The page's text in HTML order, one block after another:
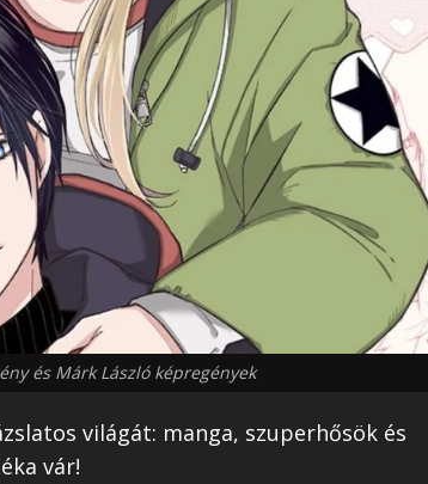
és Márk László képregények
világát: manga, szuperhősök és
vár!